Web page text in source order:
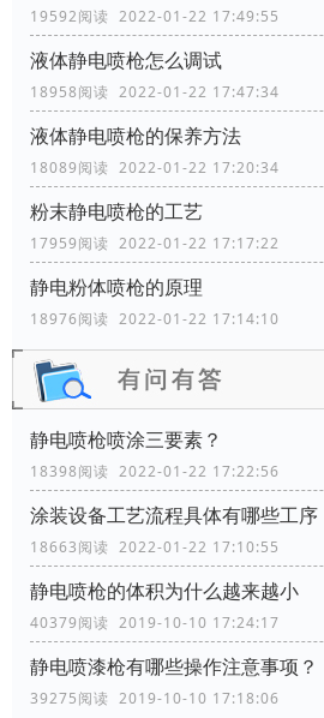
19592阅读 2022-01-22 17:49:55
液体静电喷枪怎么调试
18958阅读 2022-01-22 17:47:34
液体静电喷枪的保养方法
18089阅读 2022-01-22 17:20:34
粉末静电喷枪的工艺
17959阅读 2022-01-22 17:17:22
静电粉体喷枪的原理
18976阅读 2022-01-22 17:14:10
静电喷枪喷涂三要素？
18398阅读 2022-01-22 17:22:56
涂装设备工艺流程具体有哪些工序
18663阅读 2022-01-22 17:10:55
静电喷枪的体积为什么越来越小
40379阅读 2019-10-10 17:24:17
静电喷漆枪有哪些操作注意事项？
39275阅读 2019-10-10 17:18:06